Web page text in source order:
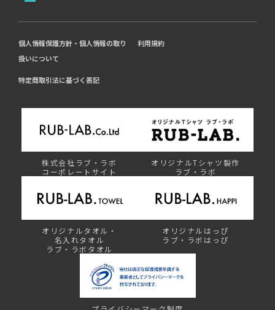
個人情報保護方針・個人情報の取り
扱いについて
利用規約
特定商取引法に基づく表記
株式会社ラブ・ラボ
コーポレートサイト
オリジナルTシャツ製作
ラブ・ラボ
オリジナルタオル・
名入れタオル
ラブ・ラボタオル
オリジナルはっぴ
ラブ・ラボはっぴ